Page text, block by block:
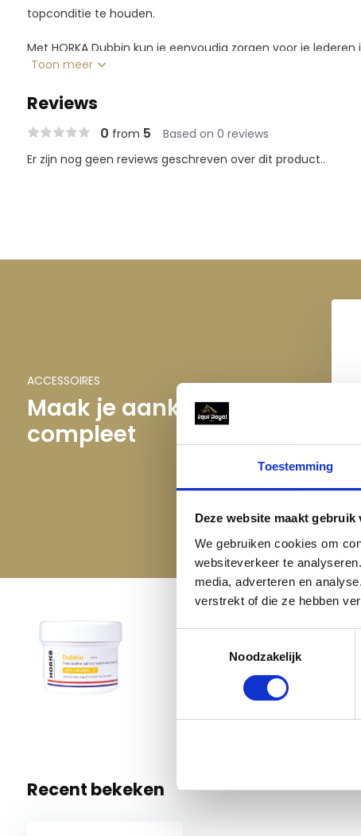
Toestemming
Deze website maakt gebruik
We gebruiken cookies om
websiteverkeer te
media, adverteren en
verstrekt of die ze hebben
Noodzakelijk
topconditie te houden.
Met HORKA Dubbin kun je eenvoudig zorgen voor je
hoeveelheid aan op een zachte doek en masseer het
gaatje wordt gevoed en verzorgd. Je zult merken hoe het
van je lederen producten en bescherm ze tegen slijtage en
Toon meer
Reviews
0 from 5 Based on 0 reviews
Er zijn nog geen reviews geschreven over dit product..
ACCESSOIRES
Maak je aankoop
compleet
€ 3,95
Horka
125 ml
9 Op
Recent bekeken